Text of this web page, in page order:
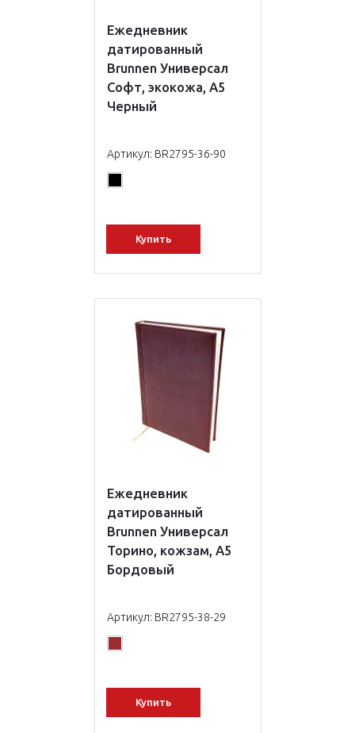
Ежедневник
датированный
Brunnen Универсал
Софт, экокожа, А5
Черный
Артикул: BR2795-36-90
Купить
Ежедневник
датированный
Brunnen Универсал
Торино, кожзам, А5
Бордовый
Артикул: BR2795-38-29
Купить